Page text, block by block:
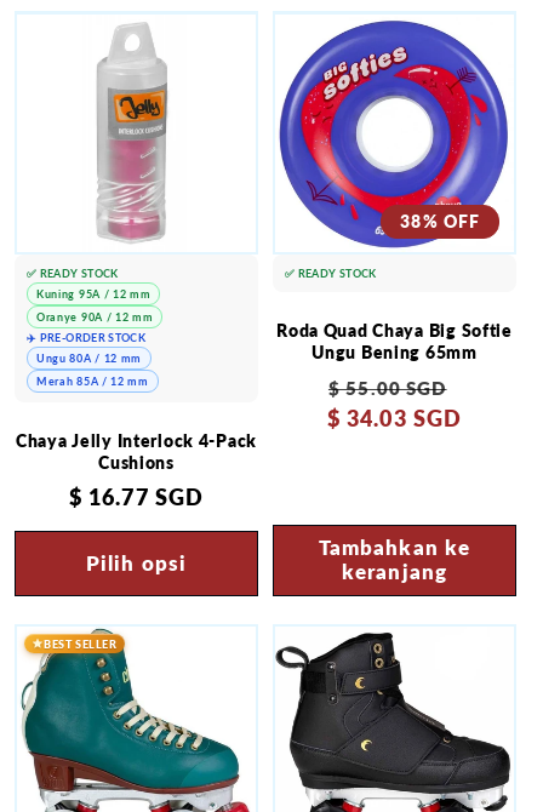
Chaya Jelly Interlock 4-Pack
Cushions
Harga
reguler
$ 16.77 SGD
Pilih opsi
✅ READY STOCK
Kuning 95A / 12 mm
Oranye 90A / 12 mm
✈️ PRE-ORDER STOCK
Ungu 80A / 12 mm
Merah 85A / 12 mm
38% OFF
Roda Quad Chaya Big Softie
Ungu Bening 65mm
Harga
reguler
$ 55.00 SGD
$ 34.03 SGD
Tambahkan ke
keranjang
✅ READY STOCK
BEST SELLER